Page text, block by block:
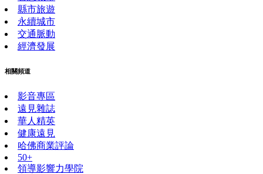
縣市旅遊
永續城市
交通脈動
經濟發展
相關頻道
影音專區
遠見雜誌
華人精英
健康遠見
哈佛商業評論
50+
領導影響力學院